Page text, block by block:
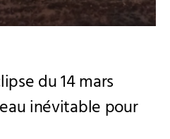
du 14 mars
inévitable pour